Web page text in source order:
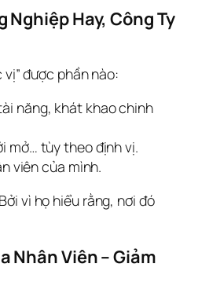
Nghiệp Hay, Công Ty
được phần nào:
năng, khát khao chinh
mở… tùy theo định vị.
viên của mình.
vì họ hiểu rằng, nơi đó
Nhân Viên – Giảm